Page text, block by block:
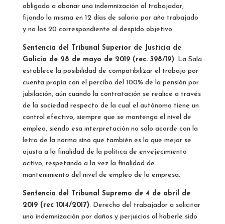
obligada a abonar una indemnización al trabajador,
fijando la misma en 12 días de salario por año trabajado
y no los 20 correspondiente al despido objetivo.
Sentencia del Tribunal Superior de Justícia de
Galicia de 28 de mayo de 2019 (rec. 398/19). La Sala
establece la posibilidad de compatibilizar el trabajo por
cuenta propia con el percibo del 100% de la pensión por
jubilación, aún cuando la contratación se realice a través
de la sociedad respecto de la cual el autónomo tiene un
control efectivo, siempre que se mantenga el nivel de
empleo, siendo esa interpretación no solo acorde con la
letra de la norma sino que también es la que mejor se
ajusta a la finalidad de la política de envejecimiento
activo, respetando a la vez la finalidad de
mantenimiento del nivel de empleo de la empresa.
Sentencia del Tribunal Supremo de 4 de abril de
2019 (rec 1014/2017). Derecho del trabajador a solicitar
una indemnización por daños y perjuicios al haberle sido